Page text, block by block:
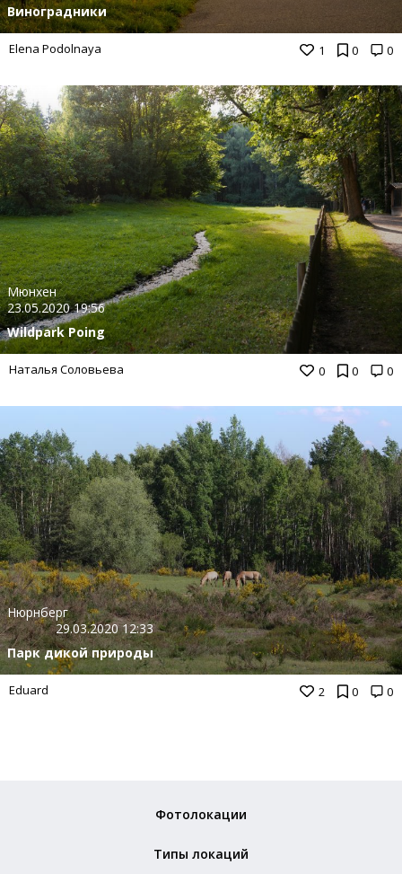
1 0 0
Виноградники
Elena Podolnaya
0 0 0
Мюнхен
23.05.2020 19:56
Wildpark Poing
Наталья Соловьева
2 0 0
Нюрнберг
29.03.2020 12:33
Парк дикой природы
Eduard
Фотолокации
Типы локаций